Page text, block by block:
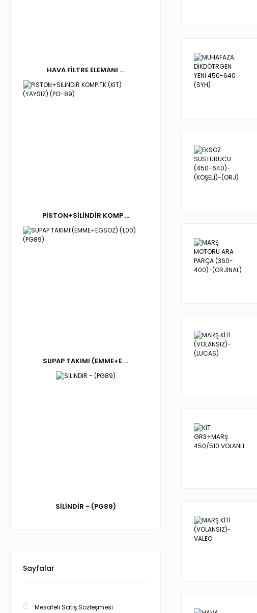
HAVA FİLTRE ELEMANI ...
PİSTON+SİLİNDİR KOMP ...
SUPAP TAKIMI (EMME+E ...
SİLİNDİR - (PG89)
Sayfalar
Mesafeli Satış Sözleşmesi